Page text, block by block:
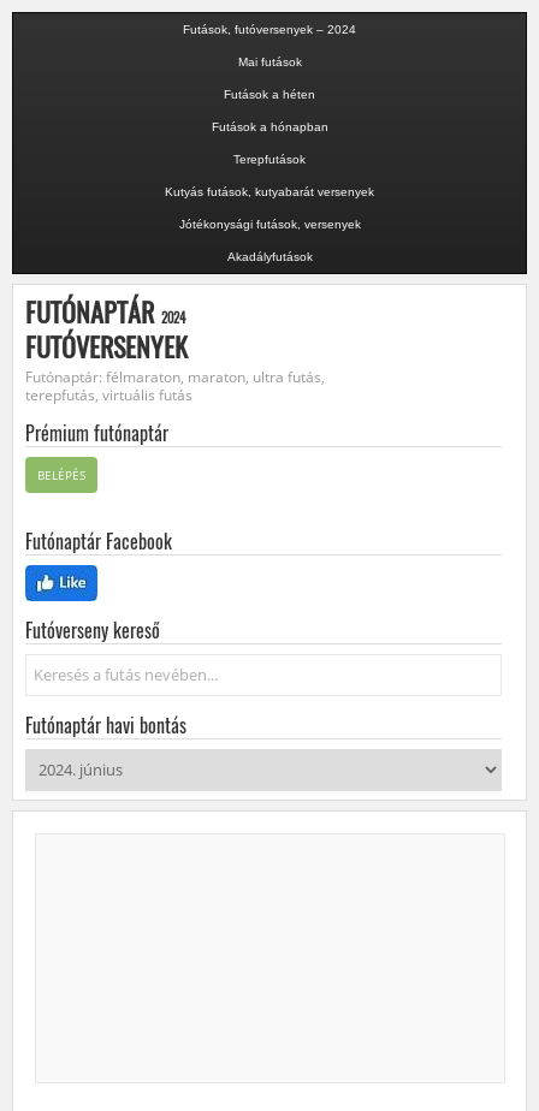
Futások, futóversenyek – 2024
Mai futások
Futások a héten
Futások a hónapban
Terepfutások
Kutyás futások, kutyabarát versenyek
Jótékonysági futások, versenyek
Akadályfutások
FUTÓNAPTÁR 2024
FUTÓVERSENYEK
Futónaptár: félmaraton, maraton, ultra futás,
terepfutás, virtuális futás
Prémium futónaptár
BELÉPÉS
Futónaptár Facebook
Futóverseny kereső
Keresés...
Futónaptár havi bontás